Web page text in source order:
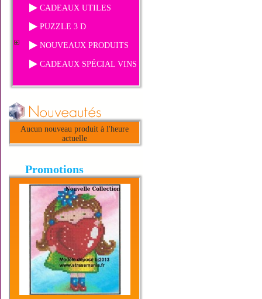
CADEAUX UTILES
PUZZLE 3 D
NOUVEAUX PRODUITS
CADEAUX SPÉCIAL VINS
Aucun nouveau produit à l'heure
actuelle
Promotions